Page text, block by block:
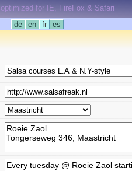
optimized for IE, FireFox & Safari
de en fr
es